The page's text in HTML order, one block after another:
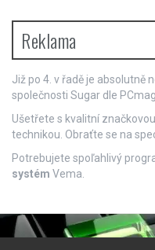
Reklama
Již po 4. v řadě je absolutně
společnosti Sugar dle
Ušetřete s kvalitní
technikou. Obraťte se na
Potrebujete spoľahlivý
systém Vema.